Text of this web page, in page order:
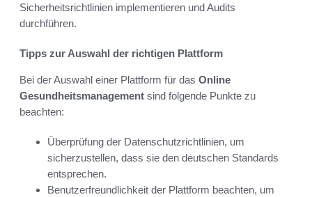
Sicherheitsrichtlinien implementieren und Audits
durchführen.
Tipps zur Auswahl der richtigen Plattform
Bei der Auswahl einer Plattform für das Online
Gesundheitsmanagement sind folgende Punkte zu
beachten:
Überprüfung der Datenschutzrichtlinien, um
sicherzustellen, dass sie den deutschen Standards
entsprechen.
Benutzerfreundlichkeit der Plattform beachten, um